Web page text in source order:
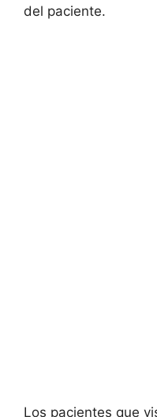
del paciente.
Los pacientes que